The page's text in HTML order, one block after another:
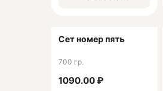
Юридическая
ИП Авакян А. А.
Сет номер пять
700 гр.
1090.00 ₽